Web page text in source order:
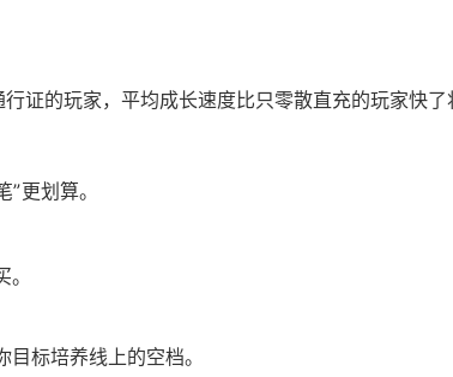
证的玩家，平均成长速度比只零散直充的玩家快了
更划算。
标培养线上的空档。